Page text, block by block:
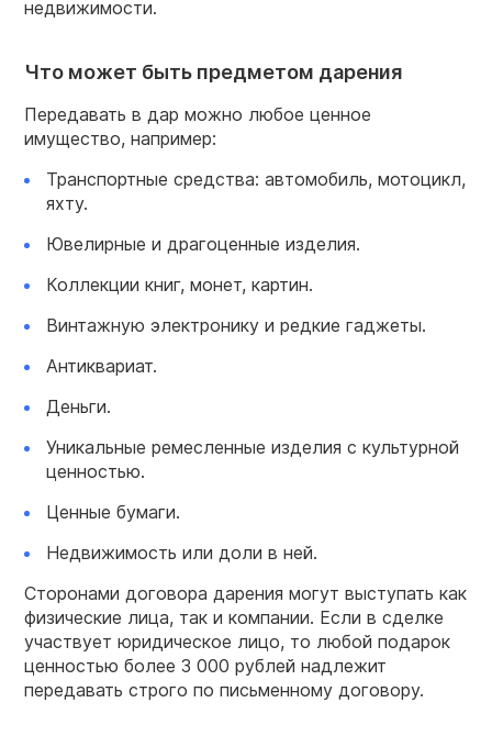
недвижимости.
Что может быть предметом дарения
Передавать в дар можно любое ценное
имущество, например:
Транспортные средства: автомобиль, мотоцикл,
яхту.
Ювелирные и драгоценные изделия.
Коллекции книг, монет, картин.
Винтажную электронику и редкие гаджеты.
Антиквариат.
Деньги.
Уникальные ремесленные изделия с культурной
ценностью.
Ценные бумаги.
Недвижимость или доли в ней.
Сторонами договора дарения могут выступать как
физические лица, так и компании. Если в сделке
участвует юридическое лицо, то любой подарок
ценностью более 3 000 рублей надлежит
передавать строго по письменному договору.